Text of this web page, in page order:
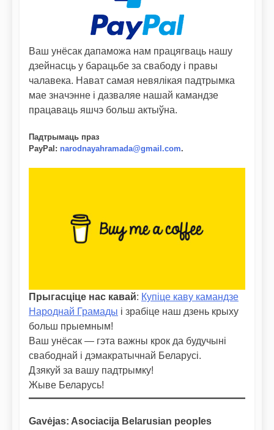
Ваш унёсак дапаможа нам працягваць нашу
дзейнасць у барацьбе за свабоду і правы
чалавека. Нават самая невялікая падтрымка
мае значэнне і дазваляе нашай камандзе
працаваць яшчэ больш актыўна.
Падтрымаць праз
PayPal : narodnayahramada@gmail.com.
Прыгасціце нас кавай: Купіце каву камандзе
Народнай Грамады і зрабіце наш дзень крыху
больш прыемным!
Ваш унёсак — гэта важны крок да будучыні
свабоднай і дэмакратычнай Беларусі.
Дзякуй за вашу падтрымку!
Жыве Беларусь!
Gavėjas: Asociacija Belarusian peoples